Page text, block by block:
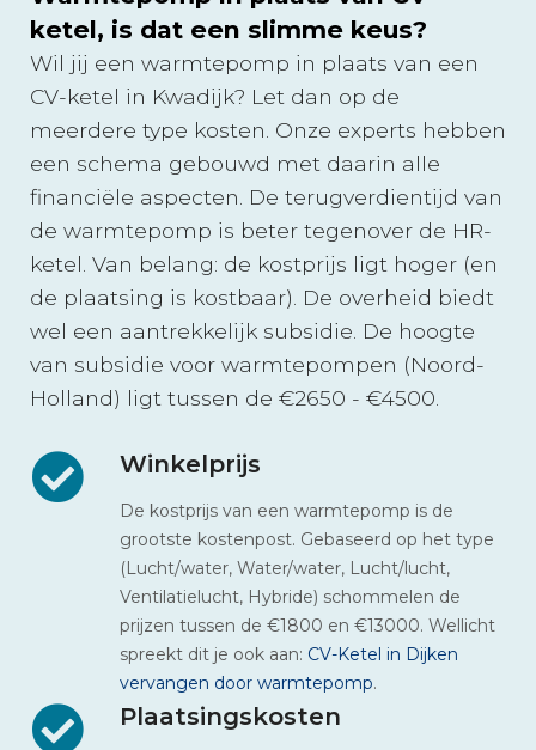
ketel, is dat een slimme keus?
Wil jij een warmtepomp in plaats van een
CV-ketel in Kwadijk? Let dan op de
meerdere type kosten. Onze experts hebben
een schema gebouwd met daarin alle
financiële aspecten. De terugverdientijd van
de warmtepomp is beter tegenover de HR-
ketel. Van belang: de kostprijs ligt hoger (en
de plaatsing is kostbaar). De overheid biedt
wel een aantrekkelijk subsidie. De hoogte
van subsidie voor warmtepompen (Noord-
Holland) ligt tussen de €2650 - €4500.
Winkelprijs
De kostprijs van een warmtepomp is de
grootste kostenpost. Gebaseerd op het type
(Lucht/water, Water/water, Lucht/lucht,
Ventilatielucht, Hybride) schommelen de
prijzen tussen de €1800 en €13000. Wellicht
spreekt dit je ook aan: CV-Ketel in Dijken
vervangen door warmtepomp.
Plaatsingskosten